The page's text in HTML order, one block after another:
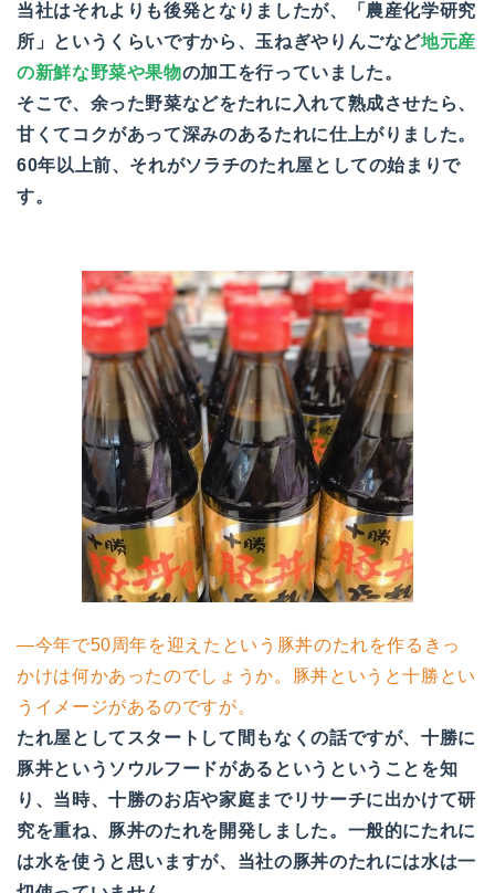
当社はそれよりも後発となりましたが、「農産化学研究
所」というくらいですから、玉ねぎやりんごなど地元産
の新鮮な野菜や果物の加工を行っていました。
そこで、余った野菜などをたれに入れて熟成させたら、
甘くてコクがあって深みのあるたれに仕上がりました。
60年以上前、それがソラチのたれ屋としての始まりで
す。
―今年で50周年を迎えたという豚丼のたれを作るきっ
かけは何かあったのでしょうか。豚丼というと十勝とい
うイメージがあるのですが。
たれ屋としてスタートして間もなくの話ですが、十勝に
豚丼というソウルフードがあるというということを知
り、当時、十勝のお店や家庭までリサーチに出かけて研
究を重ね、豚丼のたれを開発しました。一般的にたれに
は水を使うと思いますが、当社の豚丼のたれには水は一